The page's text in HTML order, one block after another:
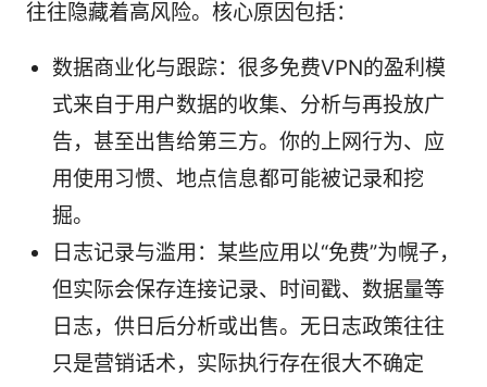
往往隐藏着高风险。核心原因包括：
数据商业化与跟踪：很多免费VPN的盈利模
式来自于用户数据的收集、分析与再投放广
告，甚至出售给第三方。你的上网行为、应
用使用习惯、地点信息都可能被记录和挖
掘。
日志记录与滥用：某些应用以“免费”为幌子，
但实际会保存连接记录、时间戳、数据量等
日志，供日后分析或出售。无日志政策往往
只是营销话术，实际执行存在很大不确定